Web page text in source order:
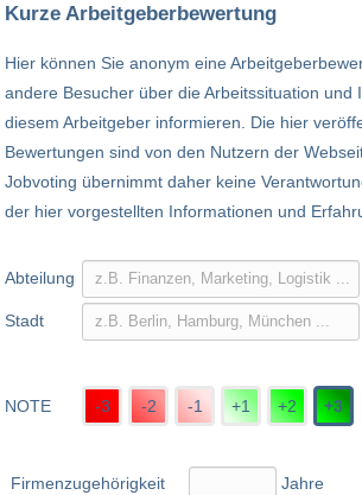
Kurze Arbeitgeberbewertung
Hier können Sie anonym eine
andere Besucher über die Arbeitssituation und
diesem Arbeitgeber informieren. Die hier
Bewertungen sind von den Nutzern der
Jobvoting übernimmt daher keine
der hier vorgestellten Informationen und
Abteilung
Stadt
NOTE -3 -2 -1 +1 +2 +3
Firmenzugehörigkeit Jahre